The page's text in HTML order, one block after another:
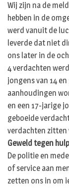
Wij zijn na de
hebben in de
werd vanuit de
leverde dat niet
ons later in de
4 verdachten
jongens van 14
aanhoudingen
en een 17-jarige
geboeide
verdachten zitten
Geweld tegen
De politie en
of service aan
zetten ons in om